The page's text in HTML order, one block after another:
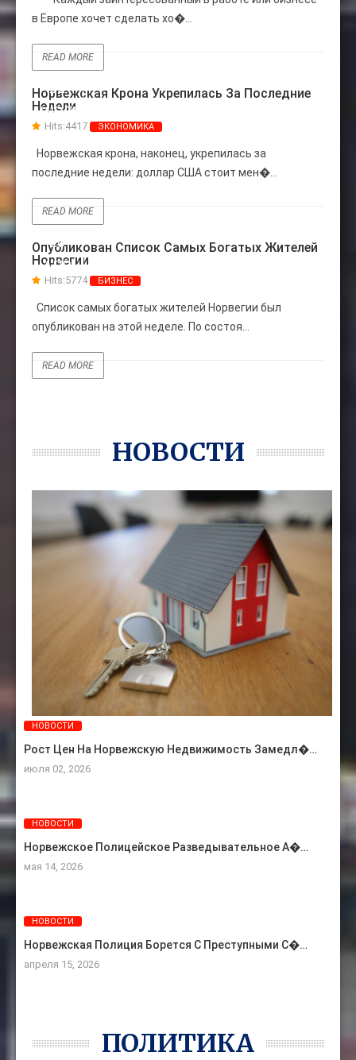
в Европе хочет сделать хо�...
READ MORE
Норвежская Крона Укрепилась За Последние
Недели
Hits:4417 ЭКОНОМИКА
Норвежская крона, наконец, укрепилась за
последние недели: доллар США стоит мен�...
22
ИЮЛЬ
READ MORE
Опубликован Cписок Самых Богатых Жителей
Норвегии
Hits:5774 БИЗНЕС
Список самых богатых жителей Норвегии был
опубликован на этой неделе. По состоя...
20
АПР
READ MORE
НОВОСТИ
НОВОСТИ
Рост Цен На Норвежскую Недвижимость Замедл�…
июля 02, 2026
НОВОСТИ
Норвежское Полицейское Разведывательное А�…
мая 14, 2026
НОВОСТИ
Норвежская Полиция Борется С Преступными С�…
апреля 15, 2026
ПОЛИТИКА